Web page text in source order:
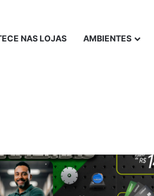
NAS LOJAS AMBIENTES